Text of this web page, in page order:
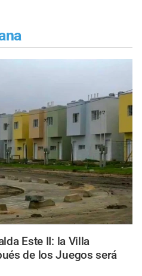
Este II: la Villa
de los Juegos será